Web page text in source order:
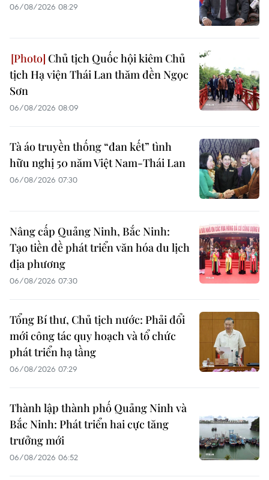
06/08/2026 08:29
Chủ tịch Quốc hội kiêm Chủ
tịch Hạ viện Thái Lan thăm đền Ngọc
Sơn
06/08/2026 08:09
Tà áo truyền thống “đan kết” tình
hữu nghị 50 năm Việt Nam-Thái Lan
06/08/2026 07:30
Nâng cấp Quảng Ninh, Bắc Ninh:
Tạo tiền đề phát triển văn hóa du lịch
địa phương
06/08/2026 07:30
Tổng Bí thư, Chủ tịch nước: Phải đổi
mới công tác quy hoạch và tổ chức
phát triển hạ tầng
06/08/2026 07:29
Thành lập thành phố Quảng Ninh và
Bắc Ninh: Phát triển hai cực tăng
trưởng mới
06/08/2026 06:52